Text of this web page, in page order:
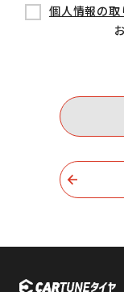
個人情報の取